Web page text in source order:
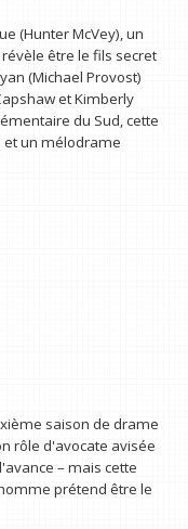
(Hunter McVey), un
être le fils secret
(Michael Provost)
et Kimberly
du Sud, cette
et un mélodrame
saison de drame
rôle d'avocate avisée
– mais cette
prétend être le